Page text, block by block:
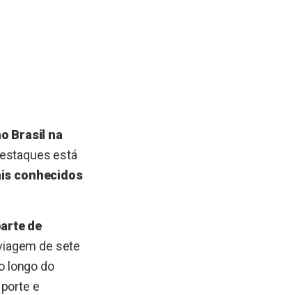
Brasil na
está
conhecidos
de
de sete
longo do
e